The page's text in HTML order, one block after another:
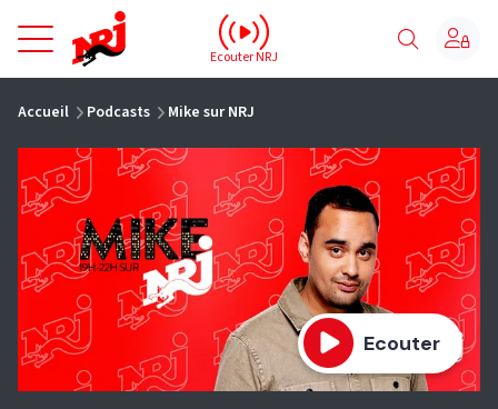
NRJ - Accueil
Ecouter NRJ
Accueil Podcasts Mike sur NRJ
Ecouter